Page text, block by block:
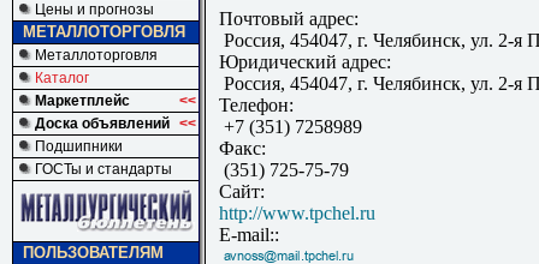
Цены и прогнозы
МЕТАЛЛОТОРГОВЛЯ
Металлоторговля
Каталог
Маркетплейс
<<
Доска объявлений <<
Подшипники
ГОСТы и стандарты
ПОЛЬЗОВАТЕЛЯМ
Почтовый адрес:
Россия, 454047, г. Челябинск, ул. 2-я
Юридический адрес:
Россия, 454047, г. Челябинск, ул. 2-я
Телефон:
+7 (351) 7258989
Факс:
(351) 725-75-79
Сайт:
http://www.tpchel.ru
E-mail::